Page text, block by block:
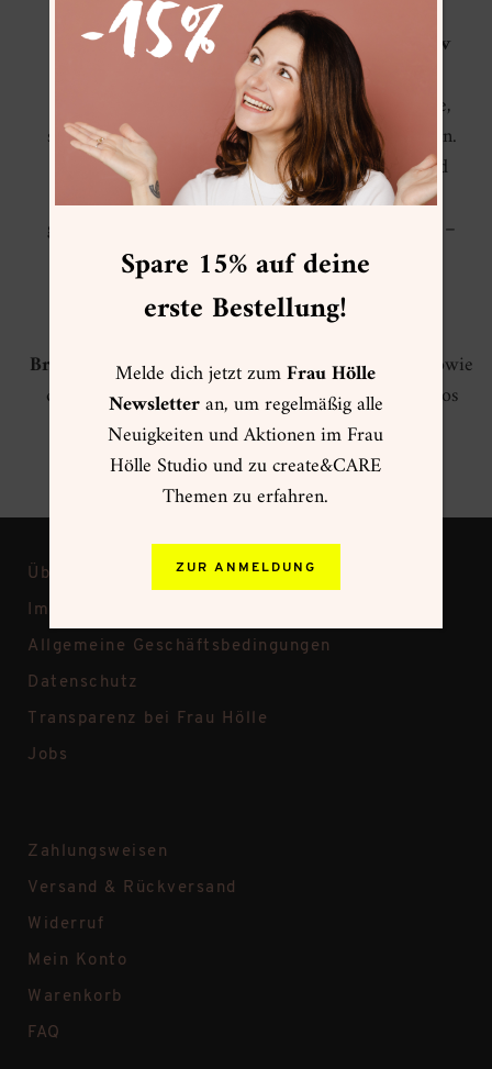
Mit den Frau Hölle Ausmal Kits kannst du
kreativ
werden und gleichzeitig entspannen
enthalten jeweils eine ausgedruckte Ausmalvorlage,
sowie die passenden Gouache- oder Aquarellfarben.
Selbst wenn du noch nie einen Pinsel in der Hand
hattest, kannst du damit sofort loslegen und hast
garantiert ein schönes und harmonisches Ergebnis –
ganz ohne künstlerische Vorkenntnisse!
drei Frühlingsmotiven
Briefmarken, Vogelhäuschen und Gartenarbeit
sowie
deinem gewünschten Material und schon kann es los
gehen!
Über Frau Hölle
Impressum
Allgemeine Geschäftsbedingungen
Datenschutz
Transparenz bei Frau Hölle
Jobs
Zahlungsweisen
Versand & Rückversand
Widerruf
Mein Konto
Warenkorb
FAQ
Spare 15% auf deine
erste Bestellung!
Melde dich jetzt zumFrau Hölle
Newsletteran, um regelmäßig alle
Neuigkeiten und Aktionen im Frau
Hölle Studio und zu create&CARE
Themen zu erfahren.
ZUR ANMELDUNG